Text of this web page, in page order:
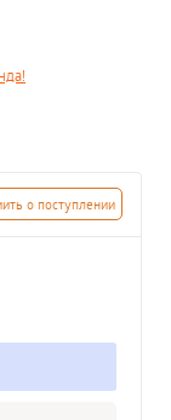
о поступлении